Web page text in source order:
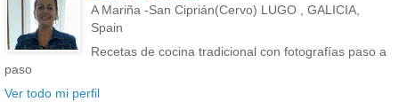
A Mariña -San Ciprián(Cervo) LUGO , GALICIA,
Spain
Recetas de cocina tradicional con fotografías paso a
paso
Ver todo mi perfil